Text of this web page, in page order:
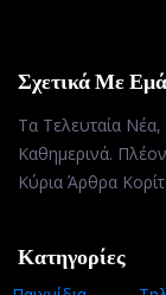
Σχετικά Με
Τα Τελευταία Νέα,
Καθημερινά.
Κύρια Άρθρα
Κατηγορίες